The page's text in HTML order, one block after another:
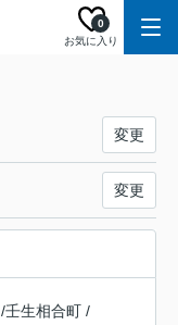
お気に入り
0
変更
変更
/壬生相合町 /